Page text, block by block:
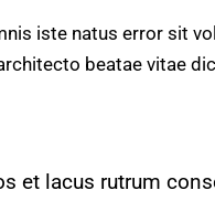
iste natus error sit
beatae vitae
et lacus rutrum